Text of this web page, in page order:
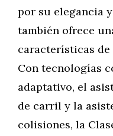
por su elegancia
también ofrece
características
Con tecnologías
adaptativo, el
de carril y la
colisiones, la